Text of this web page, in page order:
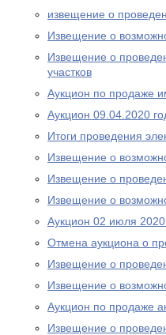
извещение о
Извещение о
Извещение о
участков
Аукцион по продаже
Аукцион 09.04.2020
Итоги проведения
Извещение о
Извещение о
Извещение о
Аукцион 02 июля 2020
Отмена аукциона о
Извещение о
Извещение о
Аукцион по продаже
Извещение о